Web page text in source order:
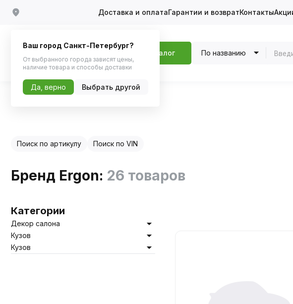
Доставка и оплатаГарантии и возвратКонтакты
Каталог По названию
Поиск по артикулу Поиск по VIN
Бренд Ergon: 26 товаров
Категории
Декор салона
Кузов
Кузов
Ваш город Санкт-Петербург?
От выбранного города зависят цены,
наличие товара и способы доставки
Да, верно Выбрать другой